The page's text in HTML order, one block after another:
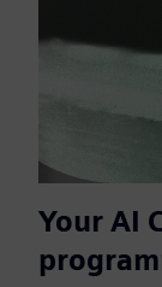
Your AI